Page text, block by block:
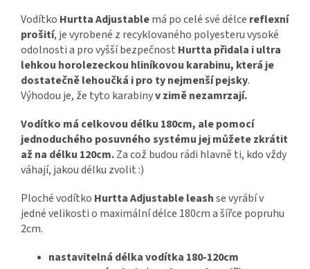
Vodítko Hurtta Adjustablemá po celé své délce reflexní
prošití, je vyrobené z recyklovaného polyesteru vysoké
odolnosti a pro vyšší bezpečnost Hurtta přidala i ultra
lehkou horolezeckou hliníkovou karabinu, která je
dostatečně lehoučká i pro ty nejmenší pejsky.
Výhodou je, že tyto karabinyv zimě nezamrzají.
Vodítko má celkovou délku 180cm, ale pomocí
jednoduchého posuvného systému jej můžete zkrátit
až na délku 120cm.Za což budou rádi hlavně ti, kdo vždy
váhají, jakou délku zvolit :)
Ploché vodítko Hurtta Adjustable leashse vyrábí v
jedné velikosti o maximální délce 180cm a šířce popruhu
2cm.
nastavitelná délka vodítka 180-120cm